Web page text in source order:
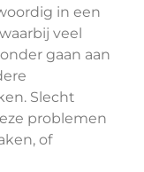
in een
veel
gaan aan
Slecht
problemen
of